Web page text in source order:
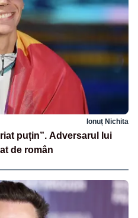
Ionuț Nichita
puțin”. Adversarul lui
de român